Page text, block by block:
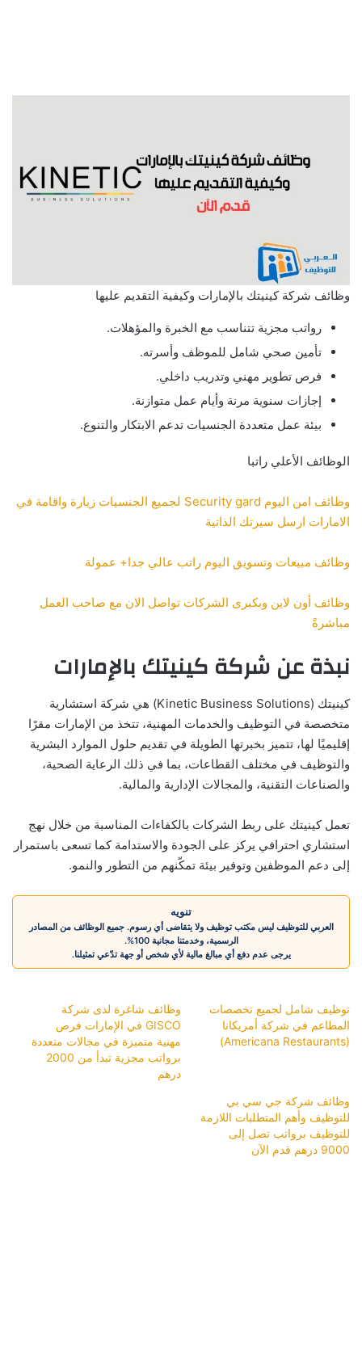
وظائف شركة كينيتك بالإمارات وكيفية التقديم عليها
رواتب مجزية تتناسب مع الخبرة والمؤهلات.
تأمين صحي شامل للموظف وأسرته.
فرص تطوير مهني وتدريب داخلي.
إجازات سنوية مرنة وأيام عمل متوازنة.
بيئة عمل متعددة الجنسيات تدعم الابتكار والتنوع.
الوظائف الأعلي راتبا
وظائف امن اليوم Security gard لجميع الجنسيات زيارة واقامة في
الامارات ارسل سيرتك الذاتية
وظائف مبيعات وتسويق اليوم راتب عالي جدا+ عمولة
وظائف أون لاين وبكبرى الشركات تواصل الان مع صاحب العمل
مباشرةً
نبذة عن شركة كينيتك بالإمارات
كينيتك (Kinetic Business Solutions) هي شركة استشارية
متخصصة في التوظيف والخدمات المهنية، تتخذ من الإمارات مقرًا
إقليميًا لها، تتميز بخبرتها الطويلة في تقديم حلول الموارد البشرية
والتوظيف في مختلف القطاعات، بما في ذلك الرعاية الصحية،
والصناعات التقنية، والمجالات الإدارية والمالية.
تعمل كينيتك على ربط الشركات بالكفاءات المناسبة من خلال نهج
استشاري احترافي يركز على الجودة والاستدامة كما تسعى باستمرار
إلى دعم الموظفين وتوفير بيئة تمكّنهم من التطور والنمو.
تنويه
العربي للتوظيف ليس مكتب توظيف ولا يتقاضى أي رسوم. جميع الوظائف من المصادر
الرسمية، وخدمتنا مجانية 100%.
يرجى عدم دفع أي مبالغ مالية لأي شخص أو جهة تدّعي تمثيلنا.
توظيف شامل لجميع تخصصات
المطاعم في شركة أمريكانا
(Americana Restaurants)
وظائف شاغرة لدى شركة
GISCO في الإمارات فرص
مهنية متميزة في مجالات متعددة
برواتب مجزية تبدأ من 2000
درهم
وظائف شركة جي سي بي
للتوظيف وأهم المتطلبات اللازمة
للتوظيف برواتب تصل إلى
9000 درهم قدم الآن